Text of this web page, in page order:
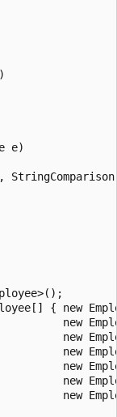
e)
{ new
new
new
new
new
new
new